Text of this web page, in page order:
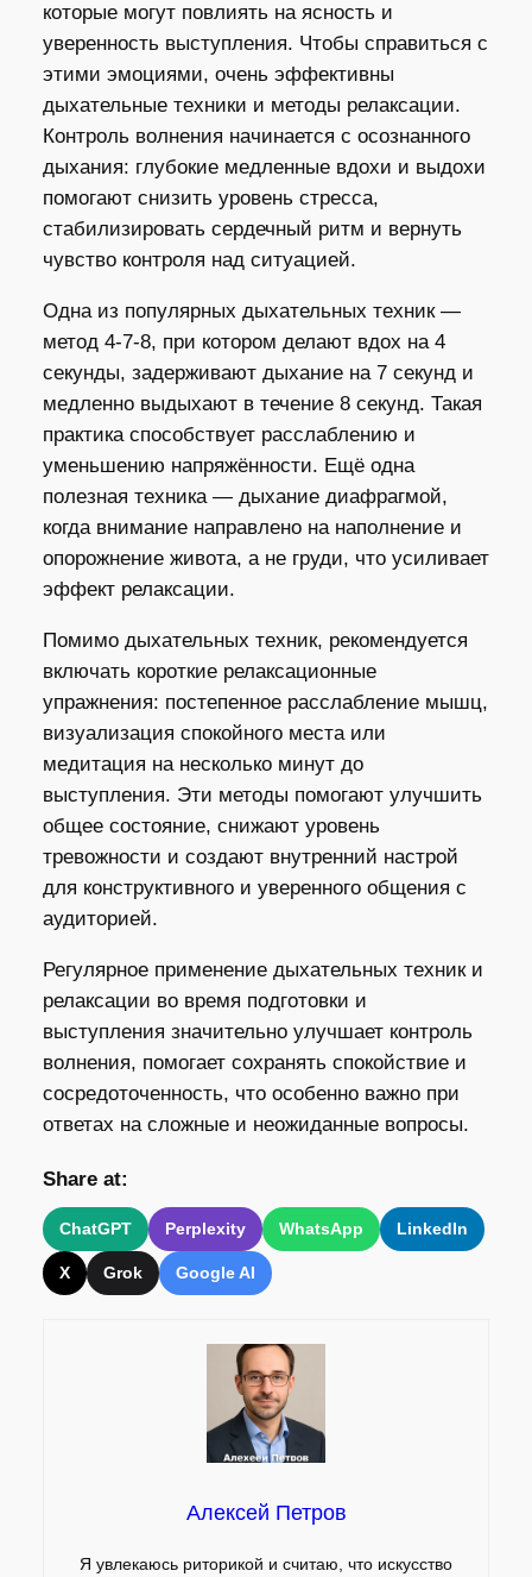
которые могут повлиять на ясность и
уверенность выступления. Чтобы справиться с
этими эмоциями, очень эффективны
дыхательные техники и методы релаксации.
Контроль волнения начинается с осознанного
дыхания: глубокие медленные вдохи и выдохи
помогают снизить уровень стресса,
стабилизировать сердечный ритм и вернуть
чувство контроля над ситуацией.
Одна из популярных дыхательных техник —
метод 4-7-8, при котором делают вдох на 4
секунды, задерживают дыхание на 7 секунд и
медленно выдыхают в течение 8 секунд. Такая
практика способствует расслаблению и
уменьшению напряжённости. Ещё одна
полезная техника — дыхание диафрагмой,
когда внимание направлено на наполнение и
опорожнение живота, а не груди, что усиливает
эффект релаксации.
Помимо дыхательных техник, рекомендуется
включать короткие релаксационные
упражнения: постепенное расслабление мышц,
визуализация спокойного места или
медитация на несколько минут до
выступления. Эти методы помогают улучшить
общее состояние, снижают уровень
тревожности и создают внутренний настрой
для конструктивного и уверенного общения с
аудиторией.
Регулярное применение дыхательных техник и
релаксации во время подготовки и
выступления значительно улучшает контроль
волнения, помогает сохранять спокойствие и
сосредоточенность, что особенно важно при
ответах на сложные и неожиданные вопросы.
Share at:
ChatGPT Perplexity WhatsApp LinkedIn
X Grok Google AI
Алексей Петров
Я увлекаюсь риторикой и считаю, что искусство